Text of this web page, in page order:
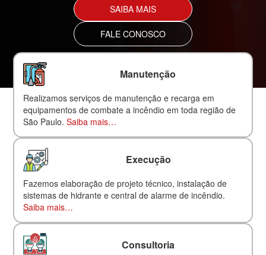
SAIBA MAIS
FALE CONOSCO
Manutenção
Realizamos serviços de manutenção e recarga em
equipamentos de combate a incêndio em toda região de
São Paulo.Saiba mais…
Execução
Fazemos elaboração de projeto técnico, instalação de
sistemas de hidrante e central de alarme de incêndio.
Saiba mais…
Consultoria